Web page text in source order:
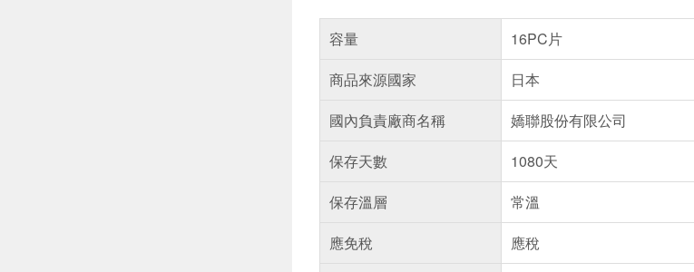
容量
16PC片
商品來源國家
日本
國內負責廠商名稱
嬌聯股份有限公司
保存天數
1080天
保存溫層
常溫
應免稅
應稅